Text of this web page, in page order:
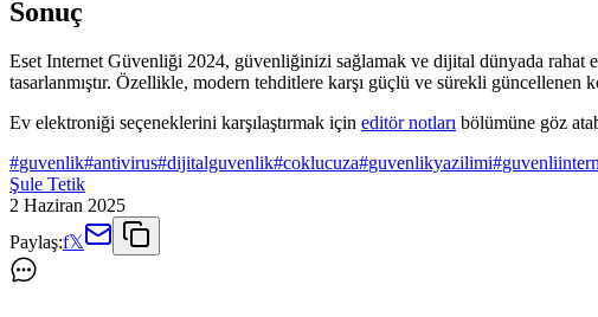
Sonuç
Eset Internet Güvenliği 2024, güvenliğinizi sağlamak ve dijital dünyada rahat
tasarlanmıştır. Özellikle, modern tehditlere karşı güçlü ve sürekli
Ev elektroniği seçeneklerini karşılaştırmak için editör notları bölümüne göz
#guvenlik#antivirus#dijitalguvenlik#coklucuza#guvenlikyazilimi#
Şule Tetik
2 Haziran 2025
Paylaş:f𝕏